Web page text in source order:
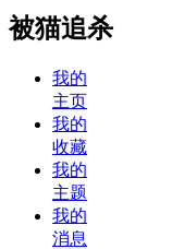
被猫追杀
我的
主页
我的
收藏
我的
主题
我的
消息